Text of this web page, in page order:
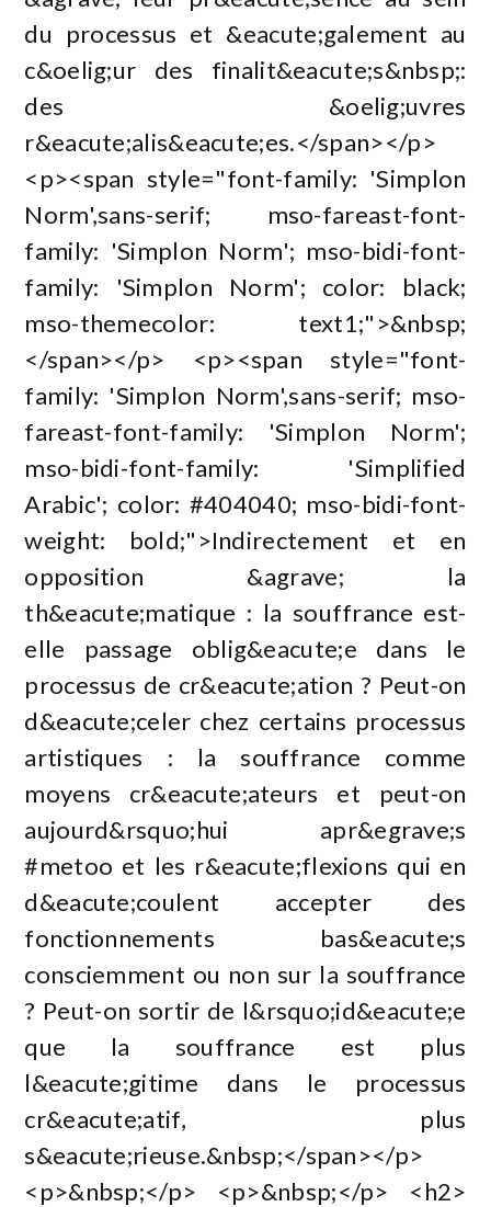
du processus et &eacute;galement au
c&oelig;ur des finalit&eacute;s&nbsp;:
des &oelig;uvres
r&eacute;alis&eacute;es.</span></p>
<p><span style="font-family: 'Simplon
Norm',sans-serif; mso-fareast-font-
family: 'Simplon Norm'; mso-bidi-font-
family: 'Simplon Norm'; color: black;
mso-themecolor: text1;">&nbsp;
</span></p> <p><span style="font-
family: 'Simplon Norm',sans-serif; mso-
fareast-font-family: 'Simplon Norm';
mso-bidi-font-family: 'Simplified
Arabic'; color: #404040; mso-bidi-font-
weight: bold;">Indirectement et en
opposition &agrave; la
th&eacute;matique : la souffrance est-
elle passage oblig&eacute;e dans le
processus de cr&eacute;ation ? Peut-on
d&eacute;celer chez certains processus
artistiques : la souffrance comme
moyens cr&eacute;ateurs et peut-on
aujourd&rsquo;hui apr&egrave;s
#metoo et les r&eacute;flexions qui en
d&eacute;coulent accepter des
fonctionnements bas&eacute;s
consciemment ou non sur la souffrance
? Peut-on sortir de l&rsquo;id&eacute;e
que la souffrance est plus
l&eacute;gitime dans le processus
cr&eacute;atif, plus
s&eacute;rieuse.&nbsp;</span></p>
<p>&nbsp;</p> <p>&nbsp;</p> <h2>